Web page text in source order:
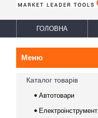
ГОЛОВНА
Каталог товарів
Автотовари
Електроінструмент